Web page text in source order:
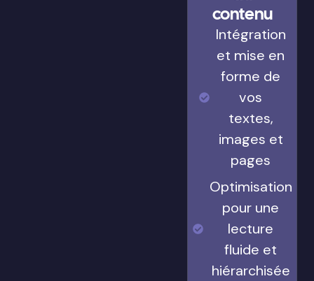
contenu
Intégration
et mise en
forme de
vos
textes,
images et
pages
Optimisation
pour une
lecture
fluide et
hiérarchisée